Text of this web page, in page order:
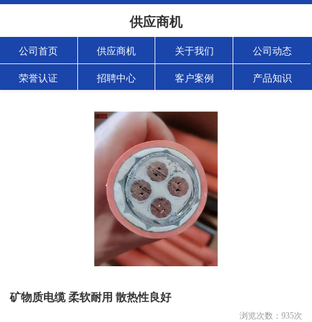
供应商机
公司首页 供应商机 关于我们 公司动态
荣誉认证 招聘中心 客户案例 产品知识
矿物质电缆 柔软耐用 散热性良好
浏览次数： 935次